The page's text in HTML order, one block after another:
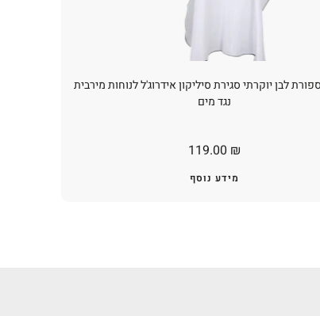
לבן יוקרתי סגירת סיליקון אידרוג'ל לנוחות מירבית
נגד מים
119.00 ₪
מידע נוסף